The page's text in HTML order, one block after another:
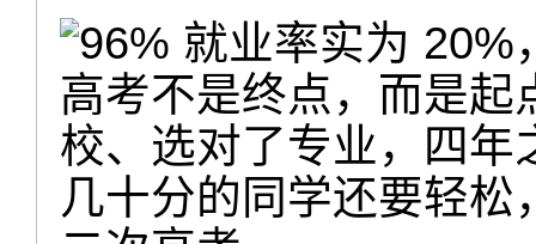
高考不是终点，而是
校、选对了专业，四年
几十分的同学还要轻